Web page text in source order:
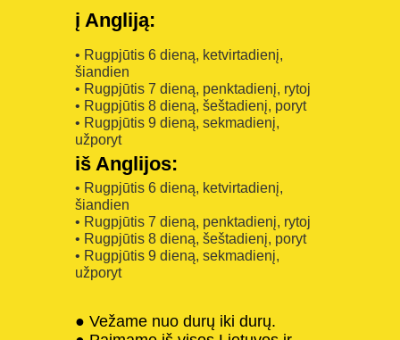
į Angliją:
• Rugpjūtis 6 dieną, ketvirtadienį,
šiandien
• Rugpjūtis 7 dieną, penktadienį, rytoj
• Rugpjūtis 8 dieną, šeštadienį, poryt
• Rugpjūtis 9 dieną, sekmadienį,
užporyt
iš Anglijos:
• Rugpjūtis 6 dieną, ketvirtadienį,
šiandien
• Rugpjūtis 7 dieną, penktadienį, rytoj
• Rugpjūtis 8 dieną, šeštadienį, poryt
• Rugpjūtis 9 dieną, sekmadienį,
užporyt
● Vežame nuo durų iki durų.